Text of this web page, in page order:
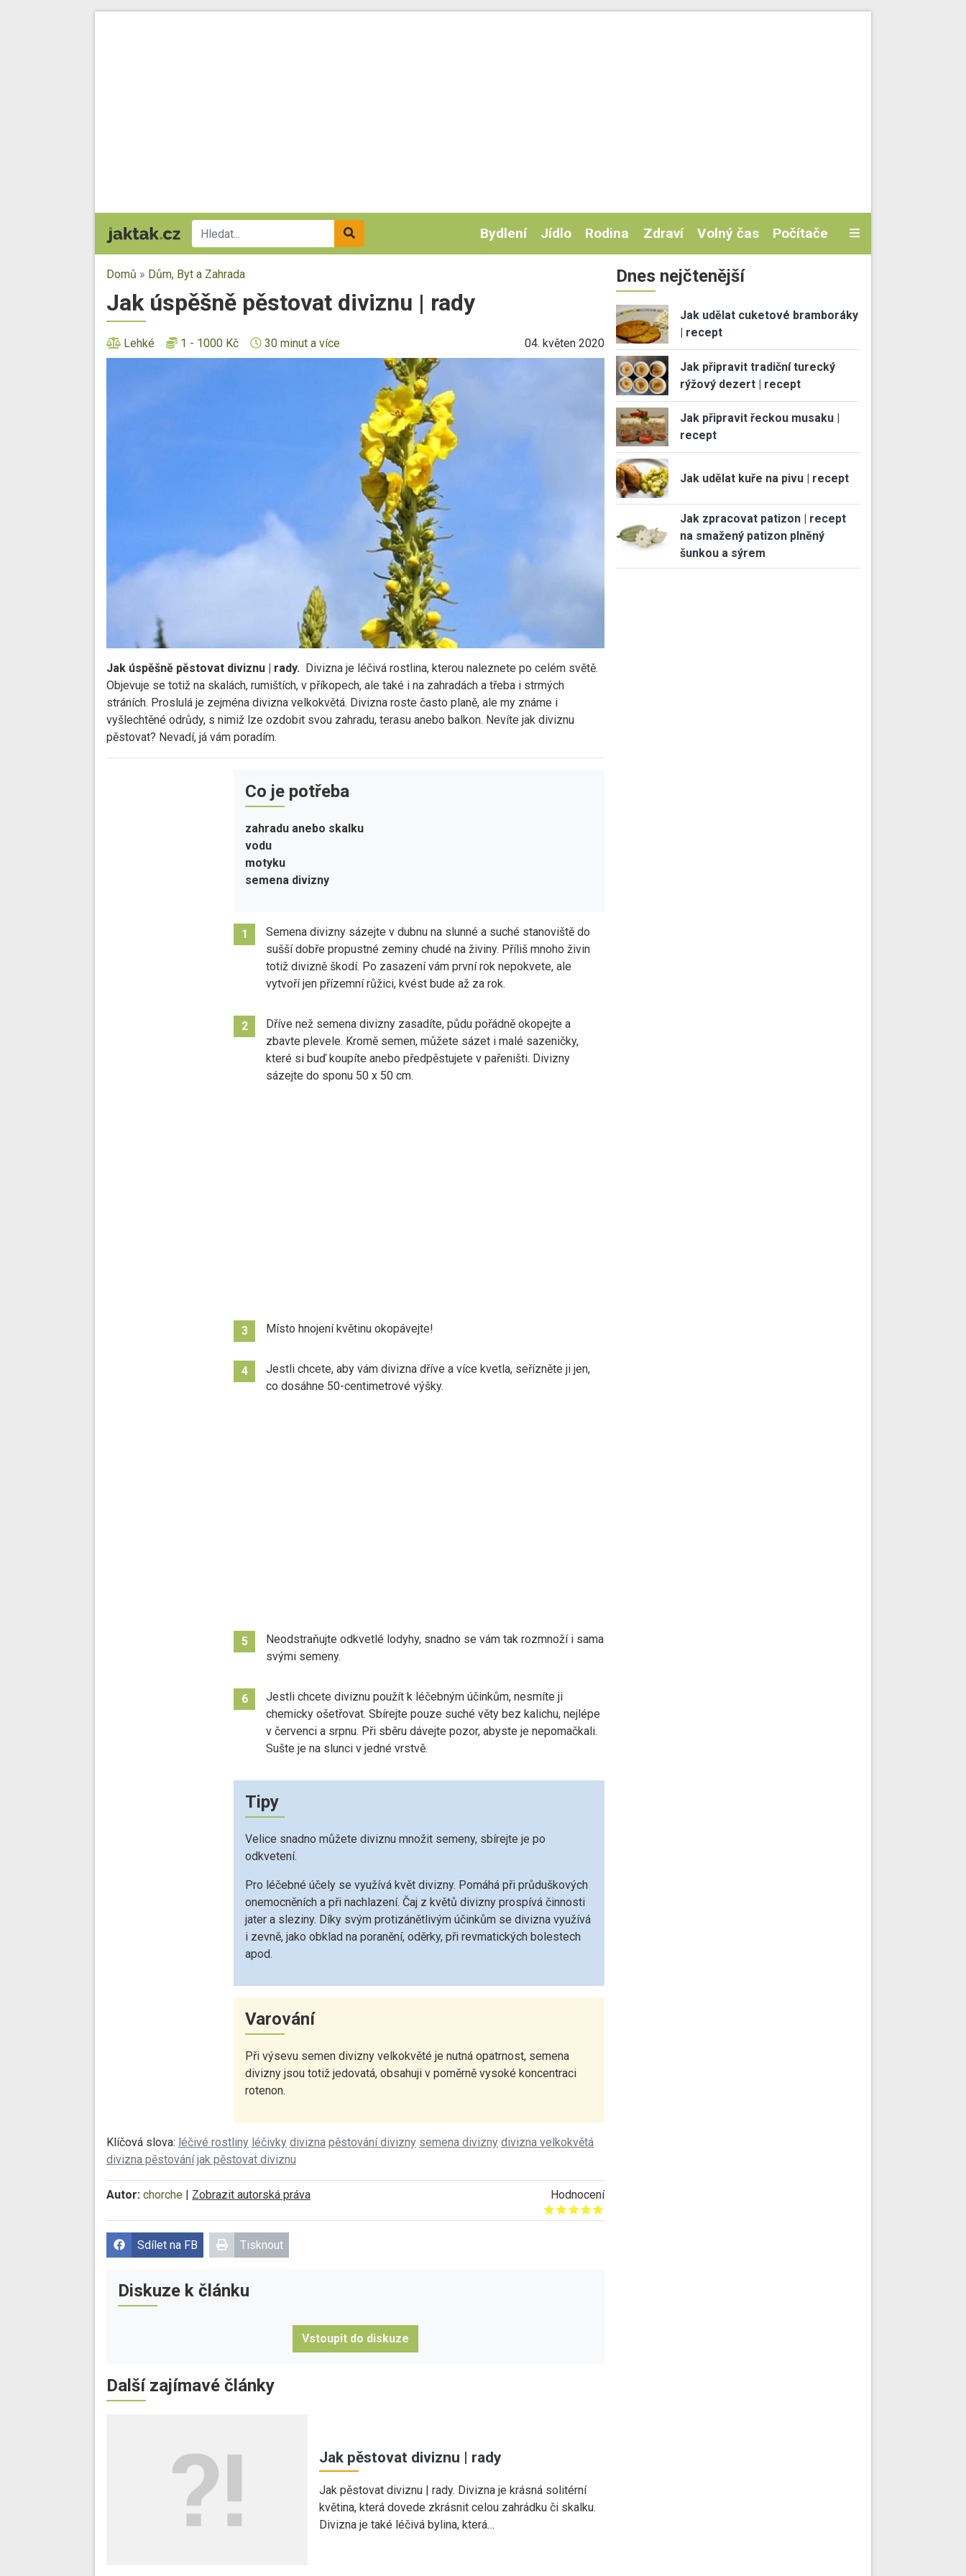
Bydlení Jídlo Rodina Zdraví Volný čas Počítače
Domů » Dům, Byt a Zahrada
Jak úspěšně pěstovat diviznu | rady
Lehké 1 - 1000 Kč 30 minut a více 04. květen 2020
Jak úspěšně pěstovat diviznu | rady. Divizna je léčivá rostlina, kterou naleznete po celém světě.
Objevuje se totiž na skalách, rumištích, v příkopech, ale také i na zahradách a třeba i strmých
stráních. Proslulá je zejména divizna velkokvětá. Divizna roste často planě, ale my známe i
vyšlechtěné odrůdy, s nimiž lze ozdobit svou zahradu, terasu anebo balkon. Nevíte jak diviznu
pěstovat? Nevadí, já vám poradím.
Co je potřeba
zahradu anebo skalku
vodu
motyku
semena divizny
1
Semena divizny sázejte v dubnu na slunné a suché stanoviště do
sušší dobře propustné zeminy chudé na živiny. Příliš mnoho živin
totiž divizně škodí. Po zasazení vám první rok nepokvete, ale
vytvoří jen přízemní růžici, kvést bude až za rok.
2
Dříve než semena divizny zasadíte, půdu pořádně okopejte a
zbavte plevele. Kromě semen, můžete sázet i malé sazeničky,
které si buď koupíte anebo předpěstujete v pařeništi. Divizny
sázejte do sponu 50 x 50 cm.
3 Místo hnojení květinu okopávejte!
4
Jestli chcete, aby vám divizna dříve a více kvetla, seřízněte ji jen,
co dosáhne 50-centimetrové výšky.
5
Neodstraňujte odkvetlé lodyhy, snadno se vám tak rozmnoží i sama
svými semeny.
6
Jestli chcete diviznu použít k léčebným účinkům, nesmíte ji
chemicky ošetřovat. Sbírejte pouze suché věty bez kalichu, nejlépe
v červenci a srpnu. Při sběru dávejte pozor, abyste je nepomačkali.
Sušte je na slunci v jedné vrstvě.
Tipy
Velice snadno můžete diviznu množit semeny, sbírejte je po
odkvetení.
Pro léčebné účely se využívá květ divizny. Pomáhá při průduškových
onemocněních a při nachlazení. Čaj z květů divizny prospívá činnosti
jater a sleziny. Díky svým protizánětlivým účinkům se divizna využívá
i zevně, jako obklad na poranění, oděrky, při revmatických bolestech
apod.
Varování
Při výsevu semen divizny velkokvěté je nutná opatrnost, semena
divizny jsou totiž jedovatá, obsahuji v poměrně vysoké koncentraci
rotenon.
Klíčová slova: léčivé rostliny léčivky divizna pěstování divizny semena divizny divizna velkokvětá
divizna pěstování jak pěstovat diviznu
Autor: chorche Zobrazit autorská práva
Hodnocení
Give it 1/5
Give it 2/5
Give it 3/5
Give it 4/5
Give it 5/5
Sdílet na FB Tisknout
Diskuze k článku
Vstoupit do diskuze
Další zajímavé články
Jak pěstovat diviznu | rady
Jak pěstovat diviznu | rady. Divizna je krásná solitérní
květina, která dovede zkrásnit celou zahrádku či skalku.
Divizna je také léčivá bylina, která…
Dnes nejčtenější
Jak udělat cuketové bramboráky
| recept
Jak připravit tradiční turecký
rýžový dezert | recept
Jak připravit řeckou musaku |
recept
Jak udělat kuře na pivu | recept
Jak zpracovat patizon | recept
na smažený patizon plněný
šunkou a sýrem